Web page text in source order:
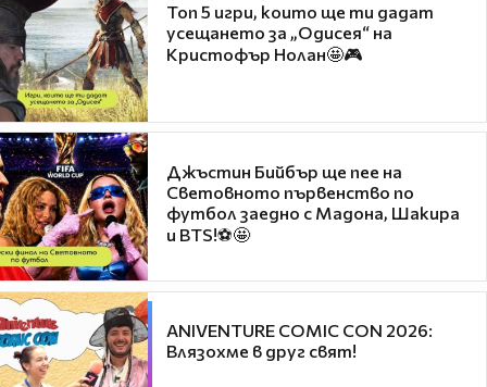
Топ 5 игри, които ще ти дадат
усещането за „Одисея“ на
Кристофър Нолан🤩🎮
Джъстин Бийбър ще пее на
Световното първенство по
футбол заедно с Мадона, Шакира
и BTS!⚽🤩
ANIVENTURE COMIC CON 2026:
Влязохме в друг свят!